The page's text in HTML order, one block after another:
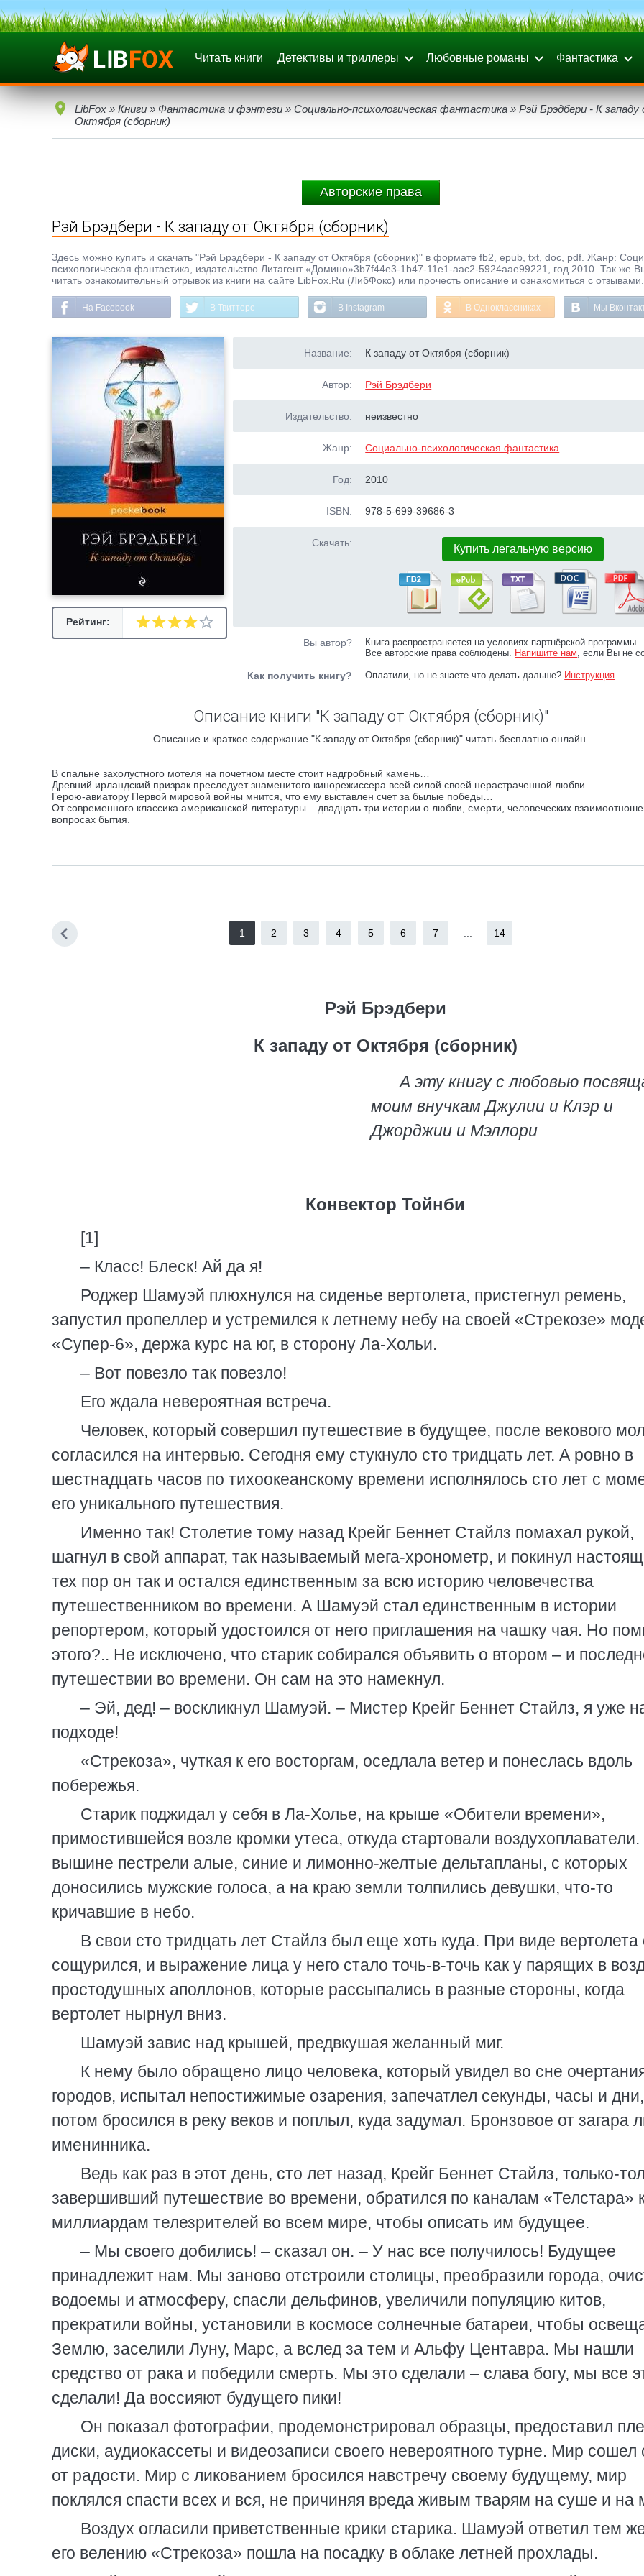
Читать книги Детективы и триллеры Любовные романы Фантастика
LibFox » Книги » Фантастика и фэнтези » Социально-психологическая фантастика » Рэй Брэдбери - К
Октября (сборник)
Авторские права
Рэй Брэдбери - К западу от Октября (сборник)
Здесь можно купить и скачать "Рэй Брэдбери - К западу от Октября (сборник)" в формате fb2, epub, txt, doc, pdf. Жанр:
психологическая фантастика, издательство Литагент «Домино»3b7f44e3-1b47-11e1-aac2-5924aae99221, год 2010. Так же
читать ознакомительный отрывок из книги на сайте LibFox.Ru (ЛибФокс) или прочесть описание и ознакомиться с отзывами.
На Facebook В Твиттере В Instagram В Одноклассниках Мы
Рейтинг:
Название: К западу от Октября (сборник)
Автор: Рэй Брэдбери
Издательство: неизвестно
Жанр: Социально-психологическая фантастика
Год: 2010
ISBN: 978-5-699-39686-3
Скачать: Купить легальную версию
Вы автор?
Книга распространяется на условиях партнёрской программы.
Все авторские права соблюдены. Напишите нам, если Вы не
Как получить книгу? Оплатили, но не знаете что делать дальше? Инструкция.
Описание книги "К западу от Октября (сборник)"
Описание и краткое содержание "К западу от Октября (сборник)" читать бесплатно онлайн.
В спальне захолустного мотеля на почетном месте стоит надгробный камень…
Древний ирландский призрак преследует знаменитого кинорежиссера всей силой своей нерастраченной любви…
Герою-авиатору Первой мировой войны мнится, что ему выставлен счет за былые победы…
От современного классика американской литературы – двадцать три истории о любви, смерти, человеческих
вопросах бытия.
1 2 3 4 5 6 7 14
Рэй Брэдбери
К западу от Октября (сборник)
А эту книгу с любовью
моим внучкам Джулии и Клэр и
Джорджии и Мэллори
Конвектор Тойнби
[1]
– Класс! Блеск! Ай да я!
Роджер Шамуэй плюхнулся на сиденье вертолета, пристегнул ремень,
запустил пропеллер и устремился к летнему небу на своей «Стрекозе»
«Супер-6», держа курс на юг, в сторону Ла-Хольи.
– Вот повезло так повезло!
Его ждала невероятная встреча.
Человек, который совершил путешествие в будущее, после векового
согласился на интервью. Сегодня ему стукнуло сто тридцать лет. А ровно в
шестнадцать часов по тихоокеанскому времени исполнялось сто лет с
его уникального путешествия.
Именно так! Столетие тому назад Крейг Беннет Стайлз помахал рукой,
шагнул в свой аппарат, так называемый мега-хронометр, и покинул
тех пор он так и остался единственным за всю историю человечества
путешественником во времени. А Шамуэй стал единственным в истории
репортером, который удостоился от него приглашения на чашку чая. Но
этого?.. Не исключено, что старик собирался объявить о втором – и
путешествии во времени. Он сам на это намекнул.
– Эй, дед! – воскликнул Шамуэй. – Мистер Крейг Беннет Стайлз, я уже
подходе!
«Стрекоза», чуткая к его восторгам, оседлала ветер и понеслась вдоль
побережья.
Старик поджидал у себя в Ла-Холье, на крыше «Обители времени»,
примостившейся возле кромки утеса, откуда стартовали
вышине пестрели алые, синие и лимонно-желтые дельтапланы, с которых
доносились мужские голоса, а на краю земли толпились девушки, что-то
кричавшие в небо.
В свои сто тридцать лет Стайлз был еще хоть куда. При виде вертолета
сощурился, и выражение лица у него стало точь-в-точь как у парящих в
простодушных аполлонов, которые рассыпались в разные стороны, когда
вертолет нырнул вниз.
Шамуэй завис над крышей, предвкушая желанный миг.
К нему было обращено лицо человека, который увидел во сне
городов, испытал непостижимые озарения, запечатлел секунды, часы и
потом бросился в реку веков и поплыл, куда задумал. Бронзовое от загара
именинника.
Ведь как раз в этот день, сто лет назад, Крейг Беннет Стайлз, только-
завершивший путешествие во времени, обратился по каналам «Телстара»
миллиардам телезрителей во всем мире, чтобы описать им будущее.
– Мы своего добились! – сказал он. – У нас все получилось! Будущее
принадлежит нам. Мы заново отстроили столицы, преобразили города,
водоемы и атмосферу, спасли дельфинов, увеличили популяцию китов,
прекратили войны, установили в космосе солнечные батареи, чтобы
Землю, заселили Луну, Марс, а вслед за тем и Альфу Центавра. Мы нашли
средство от рака и победили смерть. Мы это сделали – слава богу, мы все
сделали! Да воссияют будущего пики!
Он показал фотографии, продемонстрировал образцы, предоставил
диски, аудиокассеты и видеозаписи своего невероятного турне. Мир сошел
от радости. Мир с ликованием бросился навстречу своему будущему, мир
поклялся спасти всех и вся, не причиняя вреда живым тварям на суше и на
Воздух огласили приветственные крики старика. Шамуэй ответил тем
его велению «Стрекоза» пошла на посадку в облаке летней прохлады.